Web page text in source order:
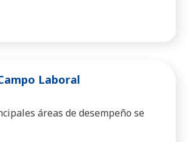
Laboral
áreas de desempeño se